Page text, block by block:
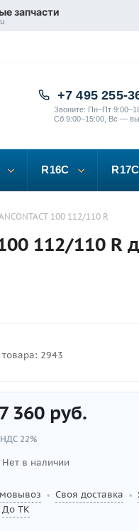
запчасти
+7 495 255-
Звоните: Пн–Пт
Сб 9:00–15:00, Вс —
R16C R17C
100 112/110 R
112/110
2943
360 руб.
22%
Нет в наличии
• Своя доставка •
До ТК